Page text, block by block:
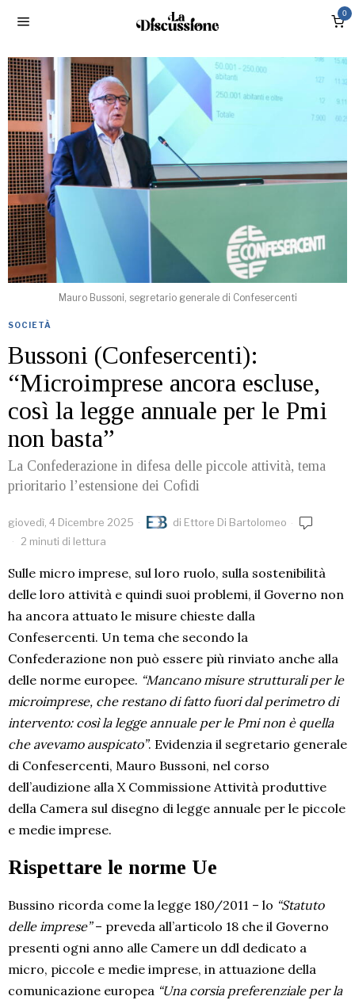
0
Mauro Bussoni, segretario generale di Confesercenti
SOCIETÀ
Bussoni (Confesercenti):
“Microimprese ancora escluse,
così la legge annuale per le Pmi
non basta”
La Confederazione in difesa delle piccole attività, tema
prioritario l’estensione dei Cofidi
giovedì, 4 Dicembre 2025 di Ettore Di Bartolomeo
2 minuti di lettura
Sulle micro imprese, sul loro ruolo, sulla sostenibilità
delle loro attività e quindi suoi problemi, il Governo non
ha ancora attuato le misure chieste dalla
Confesercenti. Un tema che secondo la
Confederazione non può essere più rinviato anche alla
delle norme europee. “Mancano misure strutturali per le
microimprese, che restano di fatto fuori dal perimetro di
intervento: così la legge annuale per le Pmi non è quella
che avevamo auspicato”. Evidenzia il segretario generale
di Confesercenti, Mauro Bussoni, nel corso
dell’audizione alla X Commissione Attività produttive
della Camera sul disegno di legge annuale per le piccole
e medie imprese.
Rispettare le norme Ue
Bussino ricorda come la legge 180/2011 – lo “Statuto
delle imprese”– preveda all’articolo 18 che il Governo
presenti ogni anno alle Camere un ddl dedicato a
micro, piccole e medie imprese, in attuazione della
comunicazione europea “Una corsia preferenziale per la